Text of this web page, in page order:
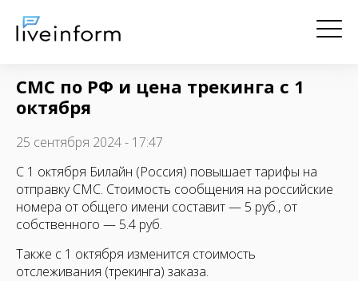
СМС по РФ и цена трекинга с 1
октября
25 сентября 2024 - 17:47
С 1 октября Билайн (Россия) повышает тарифы на
отправку СМС. Стоимость сообщения на российские
номера от общего имени составит — 5 руб., от
собственного — 5.4 руб.
Также с 1 октября изменится стоимость
отслеживания (трекинга) заказа.